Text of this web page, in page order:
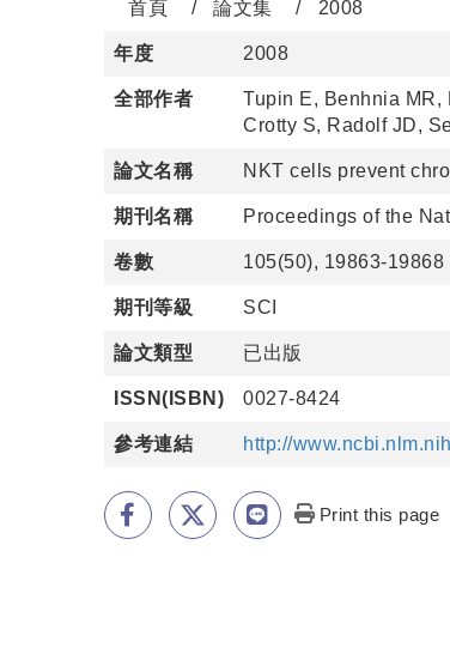
首頁 論文集 2008
年度 2008
全部作者
Tupin E, Benhnia MR,
Crotty S, Radolf JD,
論文名稱 NKT cells prevent
期刊名稱 Proceedings of the
卷數 105(50), 19863-19868
期刊等級 SCI
論文類型 已出版
ISSN(ISBN) 0027-8424
參考連結 http://
Print this page